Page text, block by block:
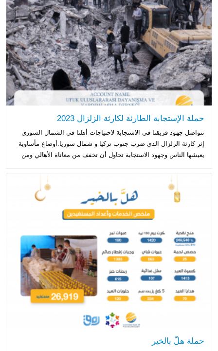
حملة الإستجابة الطارئة لكارثة الزلزال 2023
تتواصل جهود فريقنا في الاستجابة لاحتياجات أهلنا في الشمال السوري
إثر كارثة الزلزال الذي ضرب جنوب تركيا و شمال سوريا.أوضاع مأساوية
يعيشها الناس وجهود الاستجابة تحاول أن تخفف من معاناة الأهالي ومن
حملة هلّ بالخير